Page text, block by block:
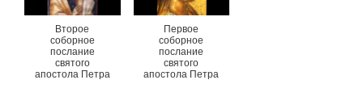
Второе
соборное
послание
святого
апостола Петра
Первое
соборное
послание
святого
апостола Петра